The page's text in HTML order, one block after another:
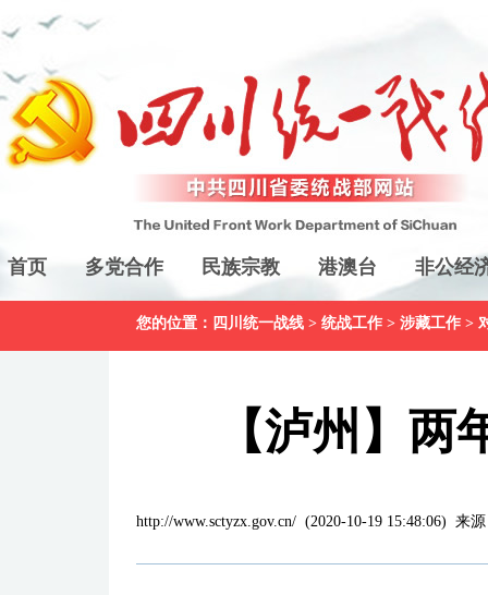
首页 多党合作 民族宗教 港澳台 非公经
您的位置： 四川统一战线 > 统战工作 > 涉藏工作 >
【泸州】
http://www.sctyzx.gov.cn/ (2020-10-19 15:48:06) 来